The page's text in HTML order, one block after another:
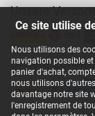
Ce site utilise
Nous utilisons des
navigation possible
panier d'achat,
nous utilisons
davantage notre site
l'enregistrement de
Unsere
Unsere